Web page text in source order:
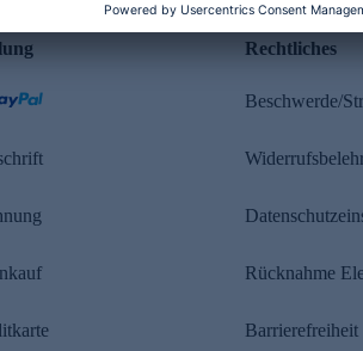
Rechtliches
Beschwerde/
Rücknahme
Barrierefreiheit